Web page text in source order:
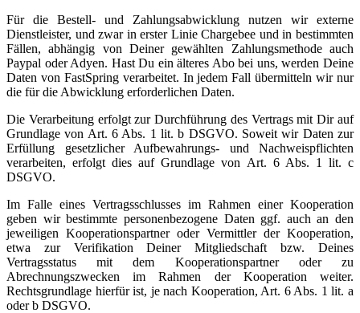
Für die Bestell- und Zahlungsabwicklung nutzen wir externe
Dienstleister, und zwar in erster Linie Chargebee und in bestimmten
Fällen, abhängig von Deiner gewählten Zahlungsmethode auch
Paypal oder Adyen. Hast Du ein älteres Abo bei uns, werden Deine
Daten von FastSpring verarbeitet. In jedem Fall übermitteln wir nur
die für die Abwicklung erforderlichen Daten.
Die Verarbeitung erfolgt zur Durchführung des Vertrags mit Dir auf
Grundlage von Art. 6 Abs. 1 lit. b DSGVO. Soweit wir Daten zur
Erfüllung gesetzlicher Aufbewahrungs- und Nachweispflichten
verarbeiten, erfolgt dies auf Grundlage von Art. 6 Abs. 1 lit. c
DSGVO.
Im Falle eines Vertragsschlusses im Rahmen einer Kooperation
geben wir bestimmte personenbezogene Daten ggf. auch an den
jeweiligen Kooperationspartner oder Vermittler der Kooperation,
etwa zur Verifikation Deiner Mitgliedschaft bzw. Deines
Vertragsstatus mit dem Kooperationspartner oder zu
Abrechnungszwecken im Rahmen der Kooperation weiter.
Rechtsgrundlage hierfür ist, je nach Kooperation, Art. 6 Abs. 1 lit. a
oder b DSGVO.